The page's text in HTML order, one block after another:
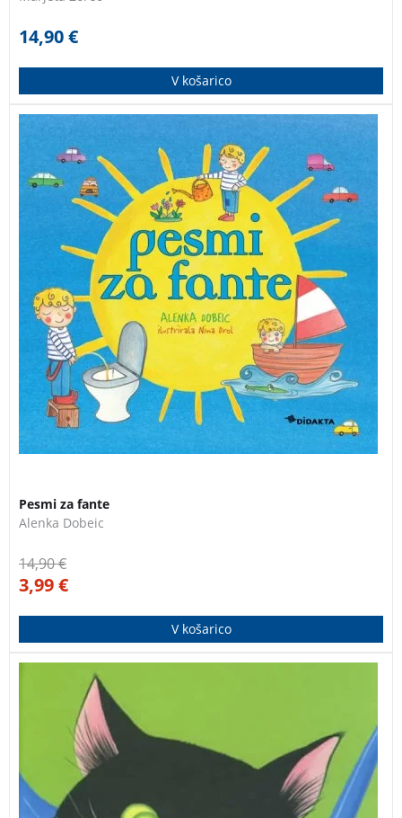
14,90€
V košarico
Pesmi o otroških čustvih.
Pesmi za fante
Alenka Dobeic
14,90€
3,99€
V košarico
Nov ponatis zdaj že legendarne slikanice o
priljubljenem Mačku Muriju. Pisatelj Kajetan Kovič je
odlično prikazal prisrčno ozračje v čisto pravem
Mačjem mestecu, mačje ilustracije Jelke Reichman pa
so med najbolj priljubljenimi motivi v otroških sobah.